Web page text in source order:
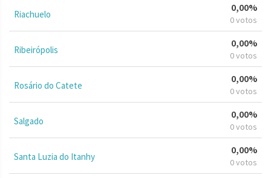
Riachuelo
0,00%
0 votos
Ribeirópolis
0,00%
0 votos
Rosário do Catete
0,00%
0 votos
Salgado
0,00%
0 votos
Santa Luzia do Itanhy
0,00%
0 votos